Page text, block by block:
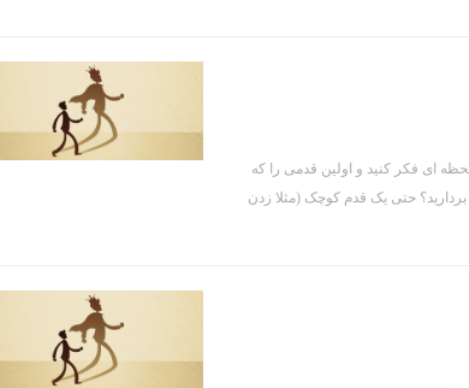
ای فکر کنید و اولین قدمی را که
حتی یک قدم کوچک (مثلا زدن